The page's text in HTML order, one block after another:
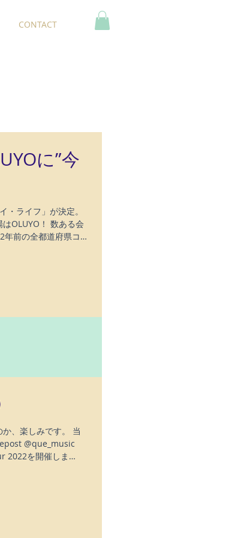
CONTACT
に”今
・ライフ」が決定。
OLUYO！ 数ある会
年前の全都道府県コ
、楽しみです。 当
@que_music
2022を開催しま